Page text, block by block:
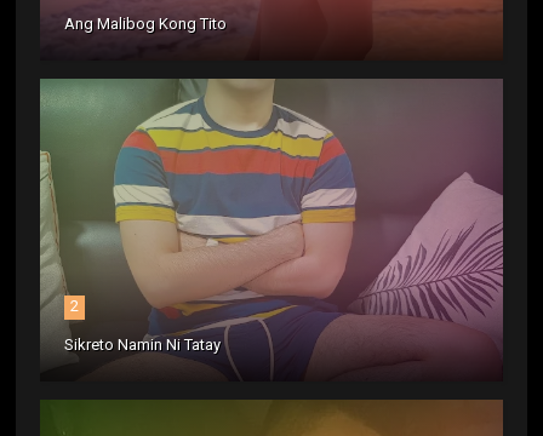
Ang Malibog Kong Tito
2
Sikreto Namin Ni Tatay